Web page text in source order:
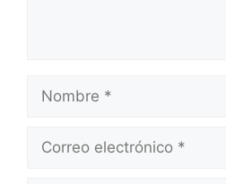
electrónico